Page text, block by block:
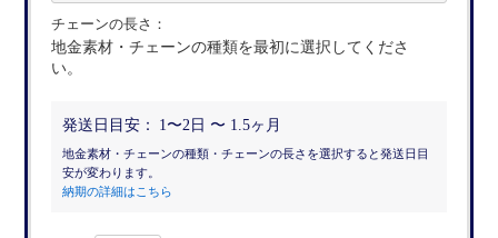
チェーンの長さ：
地金素材・チェーンの種類を最初に選択してくださ
い。
発送日目安： 1〜2日 〜 1.5ヶ月
地金素材・チェーンの種類・チェーンの長さを選択すると発送日目
安が変わります。
納期の詳細はこちら